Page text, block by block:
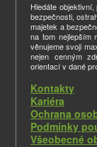
Hledáte
bezpečnosti,
majetek a
na tom nejlepším
věnujeme svoji
nejen cenným
orientací v dané
Kontakty
Kariéra
Ochrana
Podmínky
Všeobecné